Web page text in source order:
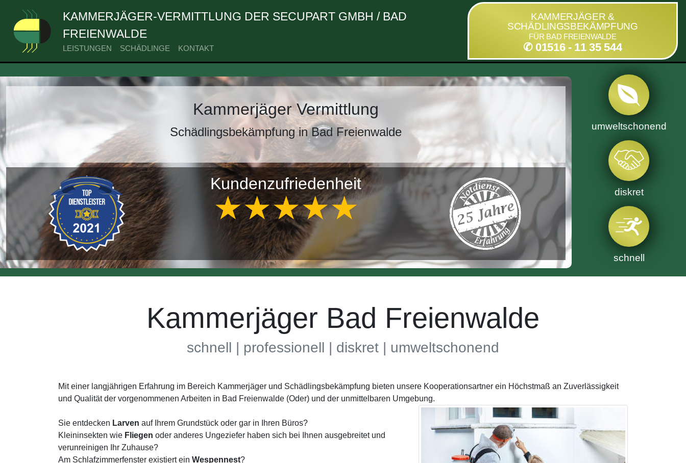
KAMMERJÄGER-VERMITTLUNG DER SECUPART GMBH / BAD
FREIENWALDE
LEISTUNGEN SCHÄDLINGE KONTAKT
KAMMERJÄGER &
SCHÄDLINGSBEKÄMPFUNG
FÜR BAD FREIENWALDE
✆ 01516 - 11 35 544
Kammerjäger Vermittlung
Schädlingsbekämpfung in Bad Freienwalde
Kundenzufriedenheit
★★★★★
umweltschonend
diskret
schnell
Kammerjäger Bad Freienwalde
schnell | professionell | diskret | umweltschonend
Mit einer langjährigen Erfahrung im Bereich Kammerjäger und Schädlingsbekämpfung bieten unsere Kooperationsartner ein Höchstmaß an Zuverlässigkeit
und Qualität der vorgenommenen Arbeiten in Bad Freienwalde (Oder) und der unmittelbaren Umgebung.
Sie entdecken Larven auf Ihrem Grundstück oder gar in Ihren Büros?
Kleininsekten wie Fliegen oder anderes Ungeziefer haben sich bei Ihnen ausgebreitet und
verunreinigen Ihr Zuhause?
Am Schlafzimmerfenster existiert ein Wespennest?